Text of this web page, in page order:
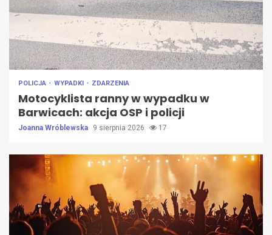
POLICJA WYPADKI ZDARZENIA
Motocyklista ranny w wypadku w
Barwicach: akcja OSP i policji
Joanna Wróblewska 9 sierpnia 2026 17